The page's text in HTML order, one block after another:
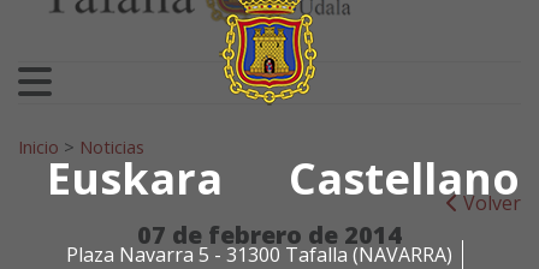
Euskara Castellano
Plaza Navarra 5 - 31300 Tafalla (NAVARRA)
Search for:
Inicio > Noticias
Volver
07 de febrero de 2014